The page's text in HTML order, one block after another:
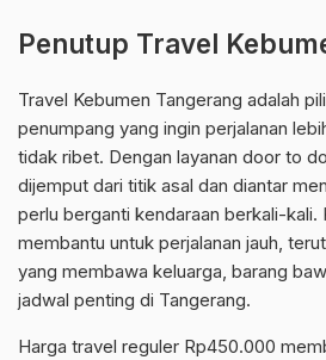
Penutup Travel
Travel Kebumen Tangerang adalah
penumpang yang ingin perjalanan
tidak ribet. Dengan layanan door to
dijemput dari titik asal dan diantar
perlu berganti kendaraan berkali-kali.
membantu untuk perjalanan jauh,
yang membawa keluarga, barang
jadwal penting di Tangerang.
Harga travel reguler Rp450.000